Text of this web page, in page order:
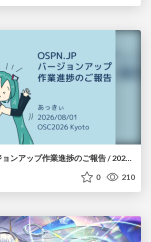
OSPN.JPバージョンアップ作業進捗のご報告 / 20260801-osc26kyoto
0 210